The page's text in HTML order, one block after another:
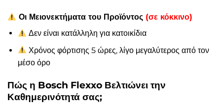
Οι Μειονεκτήματα του Προϊόντος (σε κόκκινο)
Δεν είναι κατάλληλη για κατοικίδια
Χρόνος φόρτισης 5 ώρες, λίγο μεγαλύτερος από τον
μέσο όρο
Πώς η Bosch Flexxo Βελτιώνει την
Καθημερινότητά σας;